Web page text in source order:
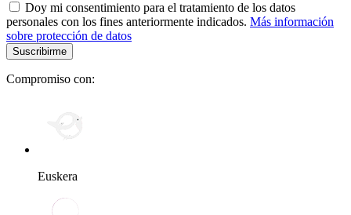
Doy mi consentimiento para el tratamiento de los datos
personales con los fines anteriormente indicados. Más información
sobre protección de datos
Compromiso con:
Euskera